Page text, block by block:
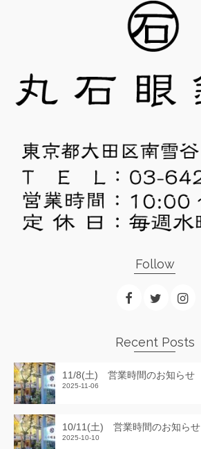
Follow
Recent Posts
11/8(土) 営業時間のお知らせ
2025-11-06
10/11(土) 営業時間のお知らせ
2025-10-10